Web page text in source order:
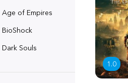
Age of Empires
BioShock
Dark Souls
1.0